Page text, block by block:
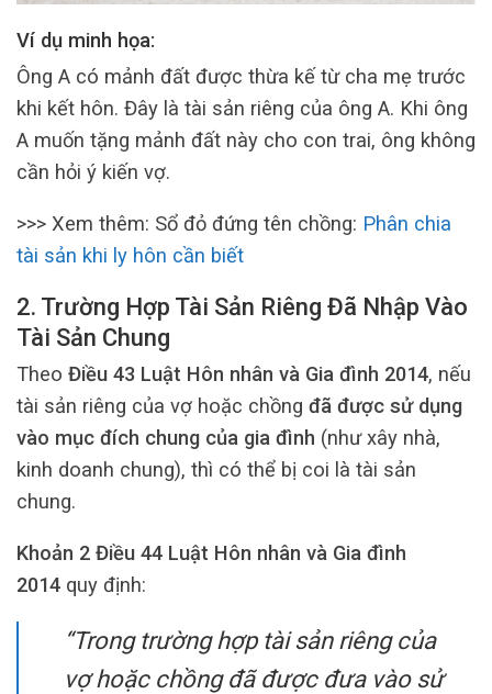
Ví dụ minh họa:
Ông A có mảnh đất được thừa kế từ cha mẹ trước
khi kết hôn. Đây là tài sản riêng của ông A. Khi ông
A muốn tặng mảnh đất này cho con trai, ông không
cần hỏi ý kiến vợ.
>>> Xem thêm: Sổ đỏ đứng tên chồng: Phân chia
tài sản khi ly hôn cần biết
2. Trường Hợp Tài Sản Riêng Đã Nhập Vào
Tài Sản Chung
Theo Điều 43 Luật Hôn nhân và Gia đình 2014, nếu
tài sản riêng của vợ hoặc chồng đã được sử dụng
vào mục đích chung của gia đình (như xây nhà,
kinh doanh chung), thì có thể bị coi là tài sản
chung.
Khoản 2 Điều 44 Luật Hôn nhân và Gia đình
2014 quy định:
“Trong trường hợp tài sản riêng của
vợ hoặc chồng đã được đưa vào sử